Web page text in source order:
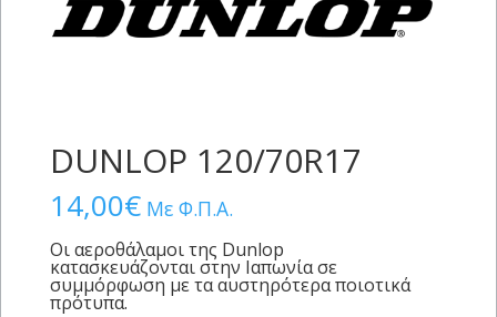
DUNLOP 120/70R17
14,00€ Με Φ.Π.Α.
Οι αεροθάλαμοι της Dunlop
κατασκευάζονται στην Ιαπωνία σε
συμμόρφωση με τα αυστηρότερα ποιοτικά
πρότυπα.